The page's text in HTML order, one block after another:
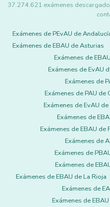
37.274.621 exámenes
Exámenes de PEvAU de
Exámenes de EBAU de Asturias
Exámenes de
Exámenes de EvAU
Exámenes de
Exámenes de PAU de
Exámenes de EvAU
Exámenes de
Exámenes de EBAU de
Exámenes de
Exámenes de
Exámenes de
Exámenes de EBAU de La Rioja
Exámenes de
Exámenes de